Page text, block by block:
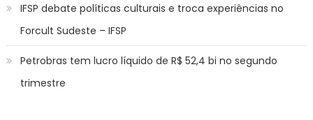
IFSP debate políticas culturais e troca experiências no
Forcult Sudeste – IFSP
Petrobras tem lucro líquido de R$ 52,4 bi no segundo
trimestre